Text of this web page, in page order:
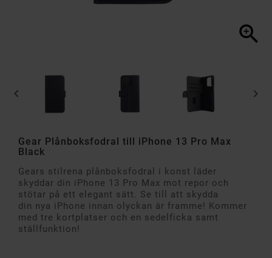

 
Gear Plånboksfodral till iPhone 13 Pro Max
Black
Gears stilrena plånboksfodral i konst läder
skyddar din iPhone 13 Pro Max mot repor och
stötar på ett elegant sätt. Se till att skydda
din nya iPhone innan olyckan är framme! Kommer
med tre kortplatser och en sedelficka samt
ställfunktion!